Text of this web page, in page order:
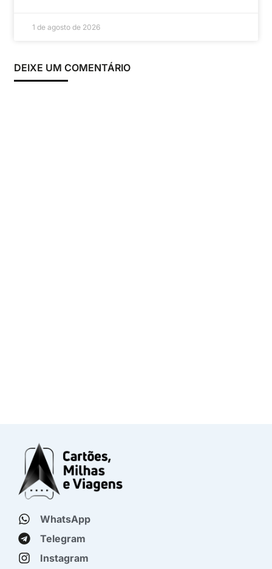
1 de agosto de 2026
DEIXE UM COMENTÁRIO
WhatsApp
Telegram
Instagram